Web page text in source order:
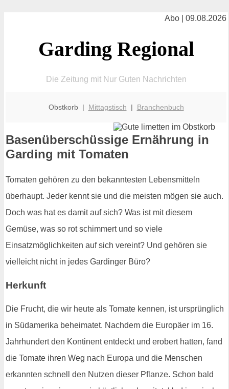
Abo | 09.08.2026
Garding Regional
Die Zeitung mit Nur Guten Nachrichten
Obstkorb | Mittagstisch | Branchenbuch
Basenüberschüssige Ernährung in
Garding mit Tomaten
Tomaten gehören zu den bekanntesten Lebensmitteln
überhaupt. Jeder kennt sie und die meisten mögen sie auch.
Doch was hat es damit auf sich? Was ist mit diesem
Gemüse, was so rot schimmert und so viele
Einsatzmöglichkeiten auf sich vereint? Und gehören sie
vielleicht nicht in jedes Gardinger Büro?
Herkunft
Die Frucht, die wir heute als Tomate kennen, ist ursprünglich
in Südamerika beheimatet. Nachdem die Europäer im 16.
Jahrhundert den Kontinent entdeckt und erobert hatten, fand
die Tomate ihren Weg nach Europa und die Menschen
erkannten schnell den Nutzen dieser Pflanze. Schon bald